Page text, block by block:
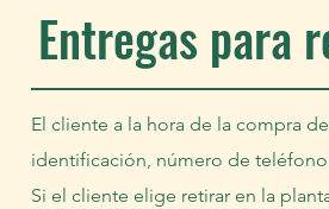
Entregas para
El cliente a la hora de la compra
identificación, número de
Si el cliente elige retirar en la